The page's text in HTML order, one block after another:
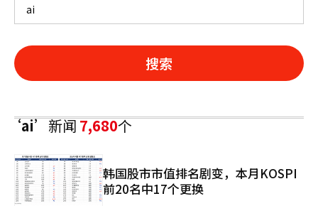
搜索
‘ai’新闻7,680个
韩国股市市值排名剧变，本月KOSPI
前20名中17个更换